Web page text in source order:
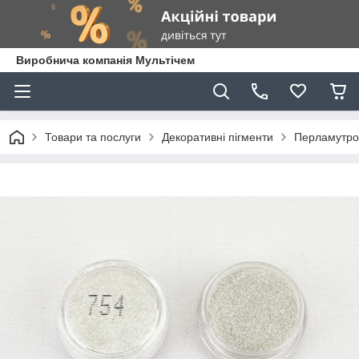
Виробнича компанія Мультічем
Товари та послуги Декоративні пігменти